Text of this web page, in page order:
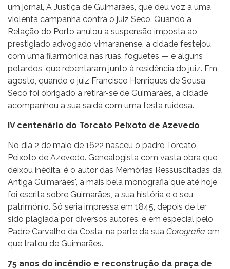
um jornal, A Justiça de Guimarães, que deu voz a uma
violenta campanha contra o juiz Seco. Quando a
Relação do Porto anulou a suspensão imposta ao
prestigiado advogado vimaranense, a cidade festejou
com uma filarmónica nas ruas, foguetes — e alguns
petardos, que rebentaram junto à residência do juiz. Em
agosto, quando o juiz Francisco Henriques de Sousa
Seco foi obrigado a retirar-se de Guimarães, a cidade
acompanhou a sua saída com uma festa ruidosa.
IV centenário do Torcato Peixoto de Azevedo
No dia 2 de maio de 1622 nasceu o padre Torcato
Peixoto de Azevedo. Genealogista com vasta obra que
deixou inédita, é o autor das Memórias Ressuscitadas da
Antiga Guimarães", a mais bela monografia que até hoje
foi escrita sobre Guimarães, a sua história e o seu
património. Só seria impressa em 1845, depois de ter
sido plagiada por diversos autores, e em especial pelo
Padre Carvalho da Costa, na parte da sua Corografia em
que tratou de Guimarães.
75 anos do incêndio e reconstrução da praça de